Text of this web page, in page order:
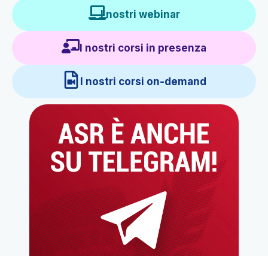
I nostri webinar
I nostri corsi in presenza
I nostri corsi on-demand